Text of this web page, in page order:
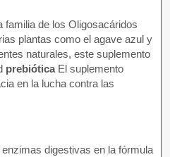
familia de los Oligosacáridos
plantas como el agave azul y
naturales, este suplemento
prebióticaEl suplemento
en la lucha contra las
digestivas en la fórmula